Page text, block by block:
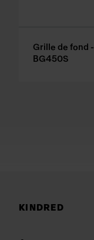
Grille de fond -
BG450S
KINDRED